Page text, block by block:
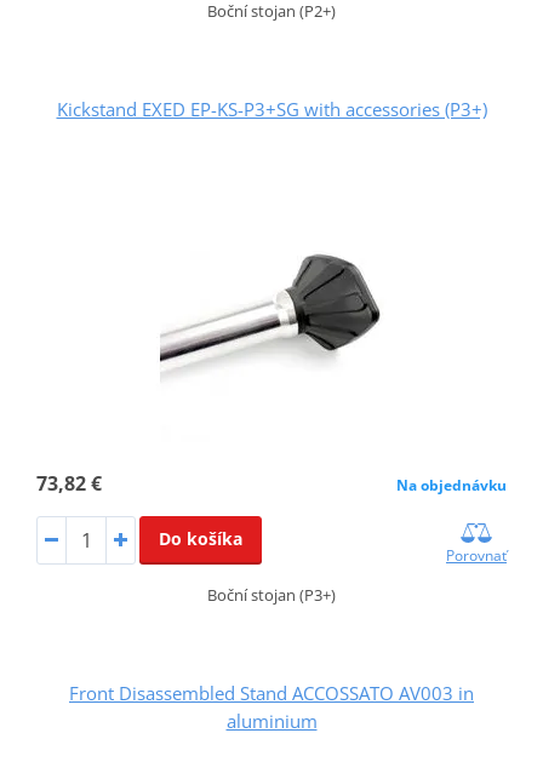
Boční stojan (P2+)
Kickstand EXED EP-KS-P3+SG with accessories (P3+)
73,82 € Na objednávku
Do košíka
Porovnať
Boční stojan (P3+)
Front Disassembled Stand ACCOSSATO AV003 in
aluminium